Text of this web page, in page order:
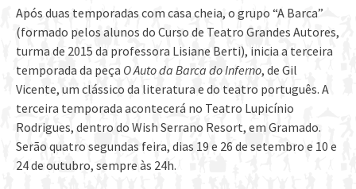
Após duas temporadas com casa cheia, o grupo “A Barca”
(formado pelos alunos do Curso de Teatro Grandes Autores,
turma de 2015 da professora Lisiane Berti), inicia a terceira
temporada da peça O Auto da Barca doInferno, de Gil
Vicente, um clássico da literatura e do teatro português. A
terceira temporada acontecerá no Teatro Lupicínio
Rodrigues, dentro do Wish Serrano Resort, em Gramado.
Serão quatro segundas feira, dias 19 e 26 de setembro e 10 e
24 de outubro, sempre às 24h.